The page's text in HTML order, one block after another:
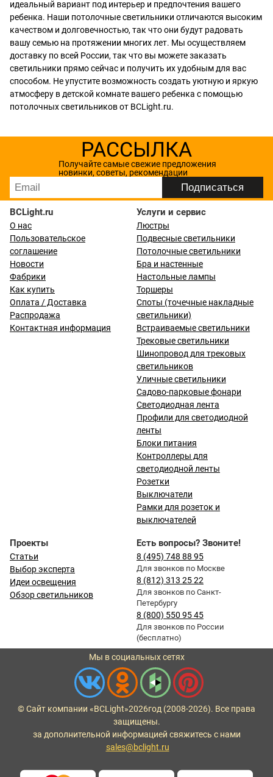
идеальный вариант под интерьер и предпочтения вашего
ребенка. Наши потолочные светильники отличаются высоким
качеством и долговечностью, так что они будут радовать
вашу семью на протяжении многих лет. Мы осуществляем
доставку по всей России, так что вы можете заказать
светильники прямо сейчас и получить их удобным для вас
способом. Не упустите возможность создать уютную и яркую
атмосферу в детской комнате вашего ребенка с помощью
потолочных светильников от BCLight.ru.
РАССЫЛКА
Получайте самые свежие предложения
новинки, советы, рекомендации
BCLight.ru
О нас
Пользовательское
соглашение
Новости
Фабрики
Как купить
Оплата / Доставка
Распродажа
Контактная информация
Услуги и сервис
Люстры
Подвесные светильники
Потолочные светильники
Бра и настенные
Настольные лампы
Торшеры
Споты (точечные накладные
светильники)
Встраиваемые светильники
Трековые светильники
Шинопровод для трековых
светильников
Уличные светильники
Садово-парковые фонари
Светодиодная лента
Профили для светодиодной
ленты
Блоки питания
Контроллеры для
светодиодной ленты
Розетки
Выключатели
Рамки для розеток и
выключателей
Проекты
Статьи
Выбор эксперта
Идеи освещения
Обзор светильников
Есть вопросы? Звоните!
8 (495) 748 88 95
Для звонков по Москве
8 (812) 313 25 22
Для звонков по Санкт-
Петербургу
8 (800) 550 95 45
Для звонков по России
(бесплатно)
Мы в социальных сетях
© Сайт компании «BCLight»2026год (2008-2026). Все права
защищены.
за дополнительной информацией свяжитесь с нами
sales@bclight.ru